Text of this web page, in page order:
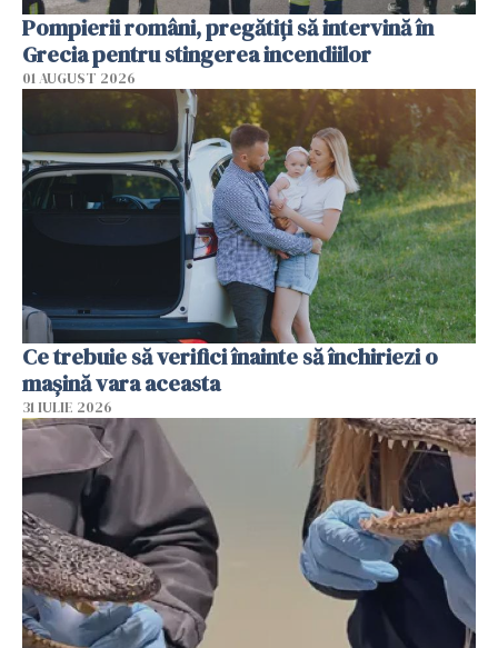
Pompierii români, pregătiţi să intervină în
Grecia pentru stingerea incendiilor
01 AUGUST 2026
Ce trebuie să verifici înainte să închiriezi o
mașină vara aceasta
31 IULIE 2026